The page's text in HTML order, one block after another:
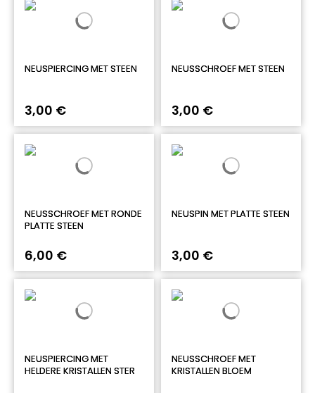
NEUSPIERCING MET STEEN
3,00 €
NEUSSCHROEF MET STEEN
3,00 €
NEUSSCHROEF MET RONDE
PLATTE STEEN
6,00 €
NEUSPIN MET PLATTE STEEN
3,00 €
NEUSPIERCING MET
HELDERE KRISTALLEN STER
NEUSSCHROEF MET
KRISTALLEN BLOEM